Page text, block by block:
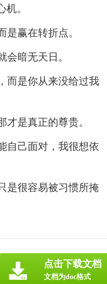
。
是赢在转折点。
会暗无天日。
而是你从来没给过我
才是真正的尊贵。
自己面对，我很想依
是很容易被习惯所掩
点击下载文档
文档为doc格式